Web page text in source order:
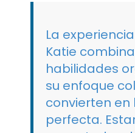
La
Katie
habilidades
su enfoque
convierten en
perfecta.